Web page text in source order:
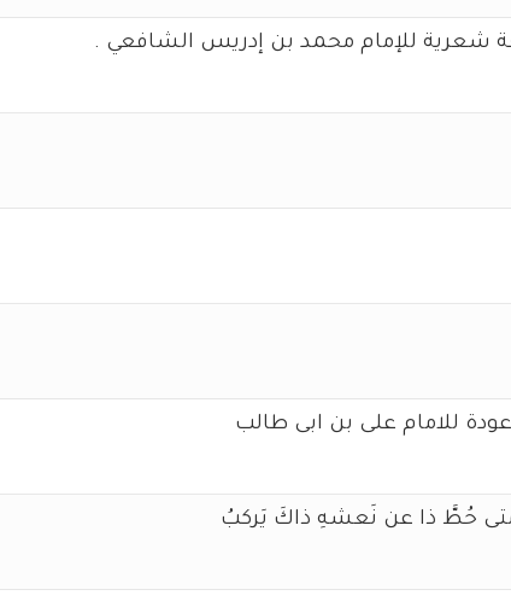
شعرية للإمام محمد بن إدريس الشافعي .
للامام على بن ابى طالب
حُطَّ ذا عن نَعشهِ ذاكَ يَركبُ